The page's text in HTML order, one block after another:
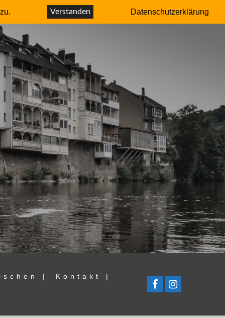
– Autor
| Kontakt |
Verstanden Datenschutzerklärung